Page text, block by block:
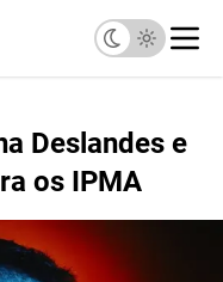
Deslandes e
os IPMA